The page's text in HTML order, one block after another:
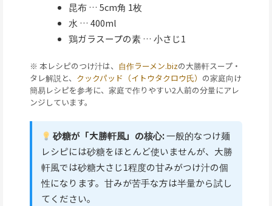
昆布 … 5cm角 1枚
水 … 400ml
鶏ガラスープの素 … 小さじ1
※ 本レシピのつけ汁は、 自作ラーメン.bizの大勝軒スープ・
タレ解説と、 クックパッド（イトウタクロウ氏） の家庭向け
簡易レシピを参考に、家庭で作りやすい2人前の分量にアレ
ンジしています。
砂糖が「大勝軒風」の核心:一般的なつけ麺
レシピには砂糖をほとんど使いませんが、大勝
軒風では砂糖大さじ1程度の甘みがつけ汁の個
性になります。甘みが苦手な方は半量から試し
てください。